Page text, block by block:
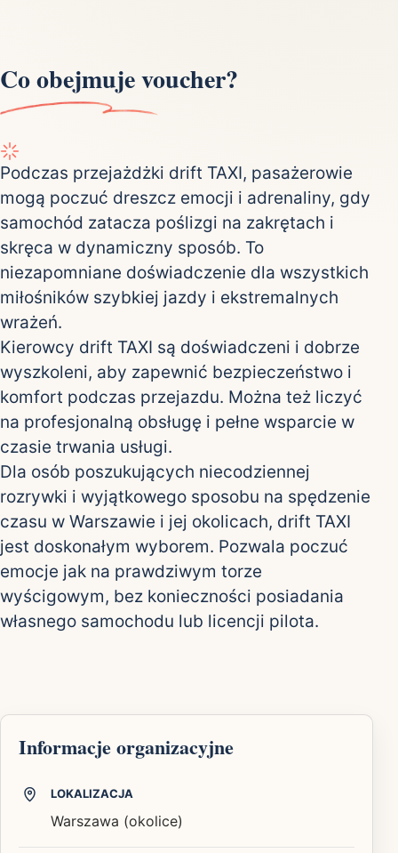
Co obejmuje voucher?
Podczas przejażdżki drift TAXI, pasażerowie
mogą poczuć dreszcz emocji i adrenaliny, gdy
samochód zatacza poślizgi na zakrętach i
skręca w dynamiczny sposób. To
niezapomniane doświadczenie dla wszystkich
miłośników szybkiej jazdy i ekstremalnych
wrażeń.
Kierowcy drift TAXI są doświadczeni i dobrze
wyszkoleni, aby zapewnić bezpieczeństwo i
komfort podczas przejazdu. Można też liczyć
na profesjonalną obsługę i pełne wsparcie w
czasie trwania usługi.
Dla osób poszukujących niecodziennej
rozrywki i wyjątkowego sposobu na spędzenie
czasu w Warszawie i jej okolicach, drift TAXI
jest doskonałym wyborem. Pozwala poczuć
emocje jak na prawdziwym torze
wyścigowym, bez konieczności posiadania
własnego samochodu lub licencji pilota.
Informacje organizacyjne
LOKALIZACJA
Warszawa (okolice)